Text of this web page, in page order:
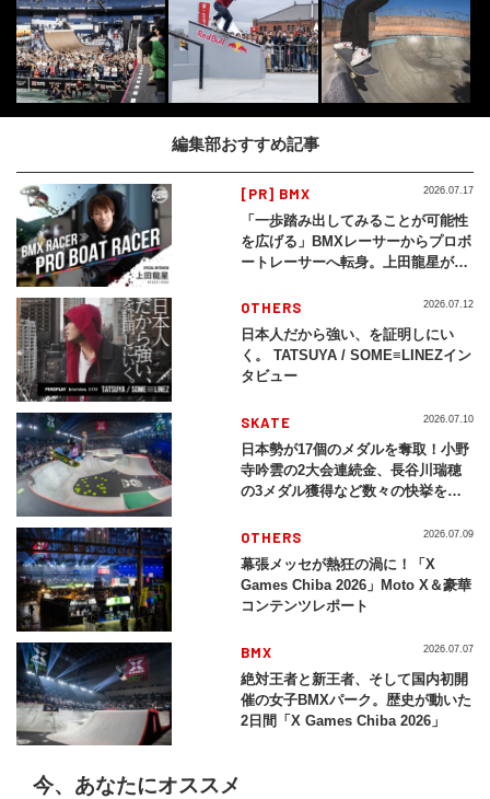
編集部おすすめ記事
[PR] BMX
「一歩踏み出してみることが可能性
を広げる」BMXレーサーからプロボ
ートレーサーへ転身。上田龍星が体
2026.07.17
OTHERS
日本人だから強い、を証明しにい
く。 TATSUYA / SOME≡LINEZイン
タビュー
2026.07.12
SKATE
日本勢が17個のメダルを奪取！小野
寺吟雲の2大会連続金、長谷川瑞穂
の3メダル獲得など数々の快挙をプ
2026」
2026.07.10
OTHERS
幕張メッセが熱狂の渦に！「X
Games Chiba 2026」Moto X＆豪華
コンテンツレポート
2026.07.09
BMX
絶対王者と新王者、そして国内初開
催の女子BMXパーク。歴史が動いた
2日間「X Games Chiba 2026」
2026.07.07
今、あなたにオススメ